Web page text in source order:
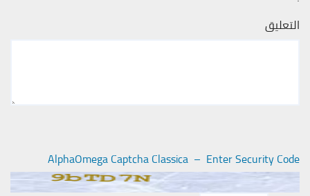
التعليق
AlphaOmega Captcha Classica – Enter Security Code